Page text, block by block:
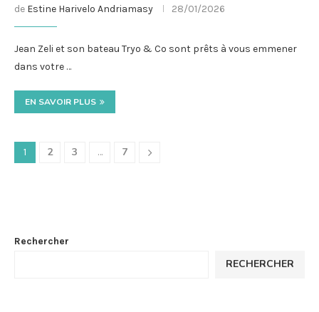
de Estine Harivelo Andriamasy 28/01/2026
Jean Zeli et son bateau Tryo & Co sont prêts à vous emmener
dans votre …
EN SAVOIR PLUS
1 2 3 … 7
Rechercher
RECHERCHER